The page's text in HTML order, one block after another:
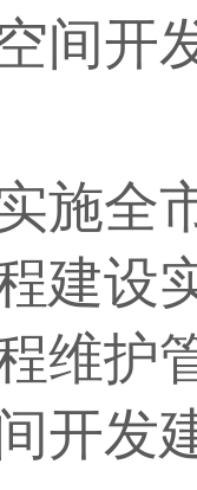
间开
施
建设
维护
开发